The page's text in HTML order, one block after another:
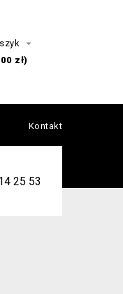

zł)
Kontakt
25 53